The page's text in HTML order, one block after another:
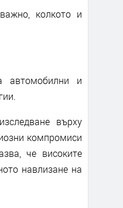
колкото и
автомобилни и
върху
компромиси
че високите
навлизане на